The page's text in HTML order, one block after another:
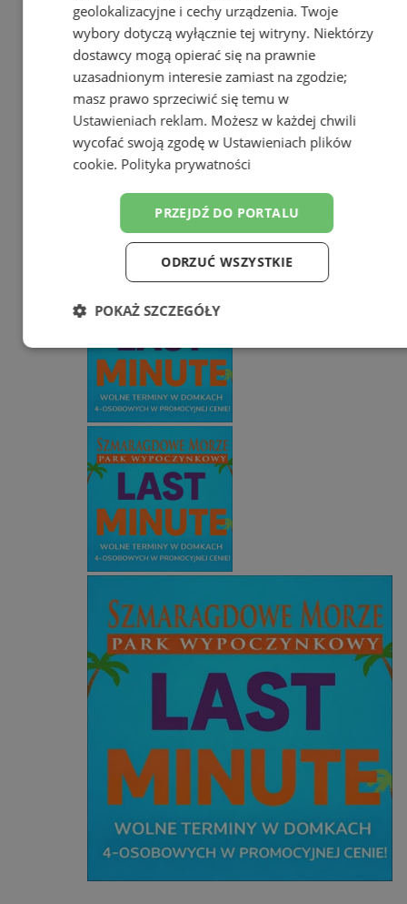
Optyk,
okulista Zabrze
Największy sklep z częściami
Książeczka sanepidowska
Tworzenie stron www -Zabrze
reklama
Ogłoszenia
geolokalizacyjne i cechy urządzenia. Twoje
wybory dotyczą wyłącznie tej witryny. Niektórzy
dostawcy mogą opierać się na prawnie
uzasadnionym interesie zamiast na zgodzie;
masz prawo sprzeciwić się temu w
Ustawieniach reklam. Możesz w każdej chwili
wycofać swoją zgodę w Ustawieniach plików
cookie. Polityka prywatności
PRZEJDŹ DO PORTALU
ODRZUĆ WSZYSTKIE
POKAŻ SZCZEGÓŁY
Niezbędne Wydajność Targetowanie
Funkcjonalność
Niezbędne Wydajność
Funkcjonalność
Niesklasyfikowane
Niezbędne pliki cookie umożliwiają korzystanie z
podstawowych funkcji strony internetowej, takich jak
logowanie użytkownika i zarządzanie kontem. Bez
niezbędnych plików cookie nie można prawidłowo
korzystać ze strony internetowej.
Provider
Domena
zabrze.com.pl
QeSessID zabrze.com.pl